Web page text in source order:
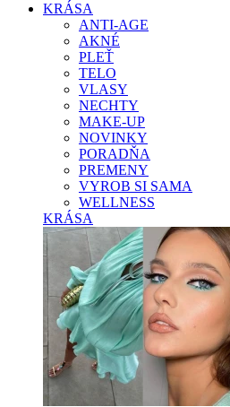
KRÁSA
ANTI-AGE
AKNÉ
PLEŤ
TELO
VLASY
NECHTY
MAKE-UP
NOVINKY
PORADŇA
PREMENY
VYROB SI SAMA
WELLNESS
KRÁSA